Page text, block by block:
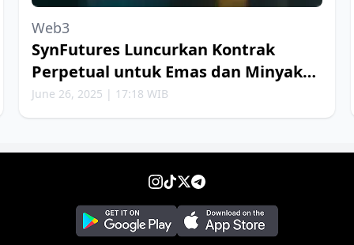
Web3
SynFutures Luncurkan Kontrak
Perpetual untuk Emas dan Minyak
Bumi
June 26, 2025 | 17:18 WIB